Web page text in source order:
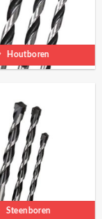
Houtboren
Steenboren